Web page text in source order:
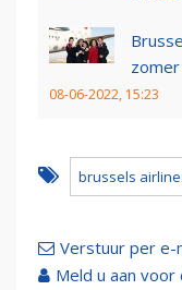
08-06-2022, 15:23
brussels
Verstuur per e-
Meld u aan